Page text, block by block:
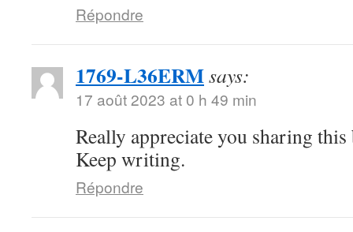
Répondre
1769-L36ERMsays:
17 août 2023 at 0 h 49 min
Really appreciate you sharing
Keep writing.
Répondre